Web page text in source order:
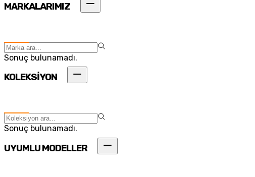
MARKALARIMIZ
Sonuç bulunamadı.
KOLEKSİYON
Sonuç bulunamadı.
UYUMLU MODELLER